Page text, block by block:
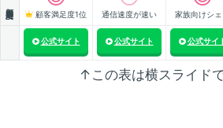
顧客満足度1位 通信速度が速い 家族向けシェ
公式サイト 公式サイト 公式サイ
↑この表は横スライドで